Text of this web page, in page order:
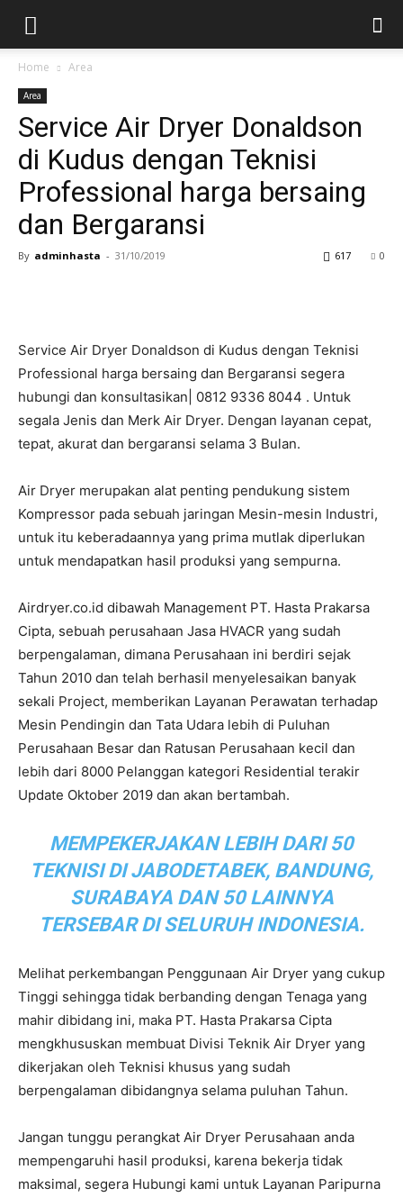
Home Area
Area
Service Air Dryer Donaldson
di Kudus dengan Teknisi
Professional harga bersaing
dan Bergaransi
By adminhasta - 31/10/2019 0
617
Service Air Dryer Donaldson di Kudus dengan Teknisi
Professional harga bersaing dan Bergaransi segera
hubungi dan konsultasikan| 0812 9336 8044 . Untuk
segala Jenis dan Merk Air Dryer. Dengan layanan cepat,
tepat, akurat dan bergaransi selama 3 Bulan.
Air Dryer merupakan alat penting pendukung sistem
Kompressor pada sebuah jaringan Mesin-mesin Industri,
untuk itu keberadaannya yang prima mutlak diperlukan
untuk mendapatkan hasil produksi yang sempurna.
Airdryer.co.id dibawah Management PT. Hasta Prakarsa
Cipta, sebuah perusahaan Jasa HVACR yang sudah
berpengalaman, dimana Perusahaan ini berdiri sejak
Tahun 2010 dan telah berhasil menyelesaikan banyak
sekali Project, memberikan Layanan Perawatan terhadap
Mesin Pendingin dan Tata Udara lebih di Puluhan
Perusahaan Besar dan Ratusan Perusahaan kecil dan
lebih dari 8000 Pelanggan kategori Residential terakir
Update Oktober 2019 dan akan bertambah.
MEMPEKERJAKAN LEBIH DARI 50
TEKNISI DI JABODETABEK, BANDUNG,
SURABAYA DAN 50 LAINNYA
TERSEBAR DI SELURUH INDONESIA.
Melihat perkembangan Penggunaan Air Dryer yang cukup
Tinggi sehingga tidak berbanding dengan Tenaga yang
mahir dibidang ini, maka PT. Hasta Prakarsa Cipta
mengkhususkan membuat Divisi Teknik Air Dryer yang
dikerjakan oleh Teknisi khusus yang sudah
berpengalaman dibidangnya selama puluhan Tahun.
Jangan tunggu perangkat Air Dryer Perusahaan anda
mempengaruhi hasil produksi, karena bekerja tidak
maksimal, segera Hubungi kami untuk Layanan Paripurna